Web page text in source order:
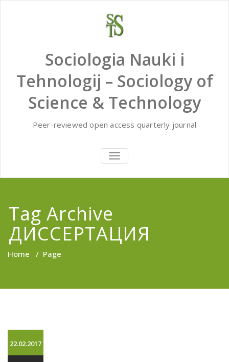
Sociologia Nauki i
Tehnologij – Sociology of
Science & Technology
Peer-reviewed open access quarterly journal
TOGGLE
NAVIGATION
Tag Archive
ДИССЕРТАЦИЯ
Home / Page
22.02.2017